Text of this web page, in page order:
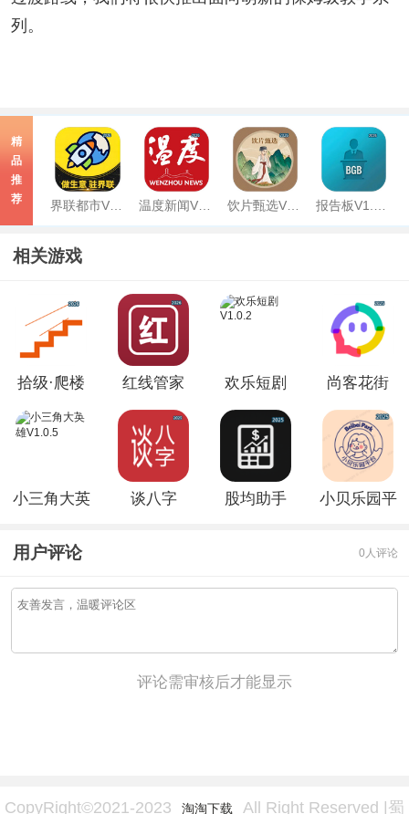
列。
精
品
推
荐
界联都市V1.8.0 温度新闻V9.1.0 饮片甄选V1.0.7 报告板V1.0.5
相关游戏
拾级·爬楼
红线管家
欢乐短剧
尚客花街
小三角大英
谈八字
股均助手
小贝乐园平
用户评论 0人评论
评论需审核后才能显示
CopyRight©2021-2023 淘淘下载 All Right Reserved |蜀